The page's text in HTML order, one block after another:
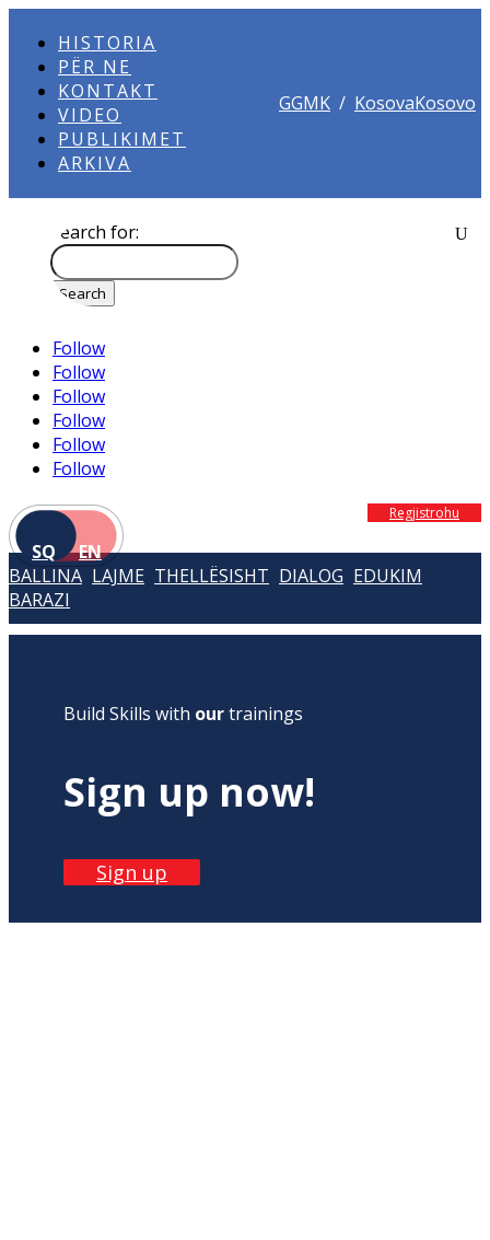
HISTORIA
PËR NE
KONTAKT
VIDEO
PUBLIKIMET
ARKIVA
GGMK / KosovaKosovo
Search for:
Follow
Follow
Follow
Follow
Follow
Follow
SQ EN
Regjistrohu
BALLINA LAJME THELLËSISHT DIALOG EDUKIM
BARAZI
Build Skills with ourtrainings
Sign up now!
Sign up